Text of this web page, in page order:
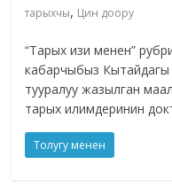
тарыхчы, Цин доору
“Тарых изи менен”
кабарчыбыз
тууралуу жазылган
тарых илимдеринин
Толугу менен